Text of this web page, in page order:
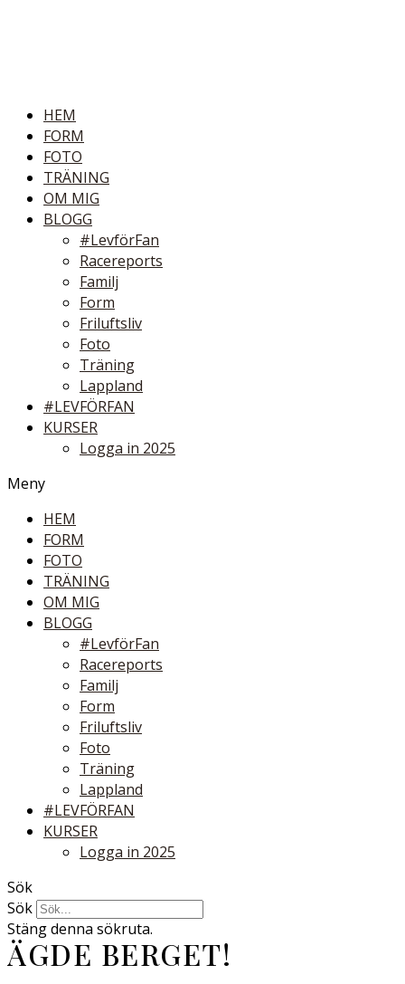
HEM
FORM
FOTO
TRÄNING
OM MIG
BLOGG
#LevförFan
Racereports
Familj
Form
Friluftsliv
Foto
Träning
Lappland
#LEVFÖRFAN
KURSER
Logga in 2025
Meny
HEM
FORM
FOTO
TRÄNING
OM MIG
BLOGG
#LevförFan
Racereports
Familj
Form
Friluftsliv
Foto
Träning
Lappland
#LEVFÖRFAN
KURSER
Logga in 2025
Sök
Sök
Stäng denna sökruta.
ÄGDE BERGET!